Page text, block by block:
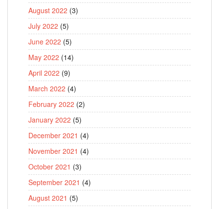
August 2022 (3)
July 2022 (5)
June 2022 (5)
May 2022 (14)
April 2022 (9)
March 2022 (4)
February 2022 (2)
January 2022 (5)
December 2021 (4)
November 2021 (4)
October 2021 (3)
September 2021 (4)
August 2021 (5)